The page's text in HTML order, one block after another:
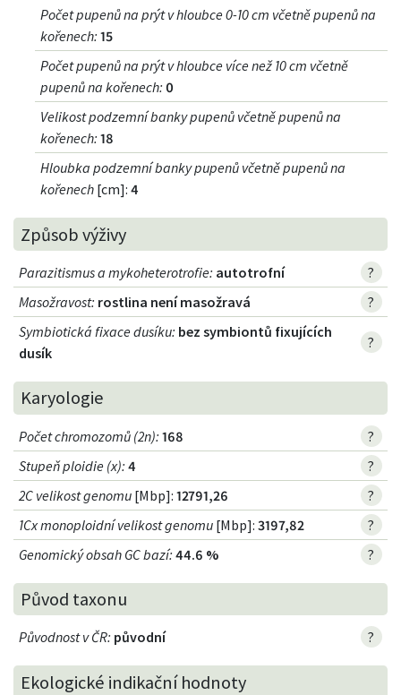
Počet pupenů na prýt v hloubce 0-10 cm včetně pupenů na
kořenech: 15
Počet pupenů na prýt v hloubce více než 10 cm včetně
pupenů na kořenech: 0
Velikost podzemní banky pupenů včetně pupenů na
kořenech: 18
Hloubka podzemní banky pupenů včetně pupenů na
kořenech [cm]: 4
Způsob výživy
Parazitismus a mykoheterotrofie: autotrofní
?
Masožravost: rostlina není masožravá
?
Symbiotická fixace dusíku: bez symbiontů fixujících
dusík
?
Karyologie
Počet chromozomů (2n): 168
?
Stupeň ploidie (x): 4
?
2C velikost genomu [Mbp]: 12791,26
?
1Cx monoploidní velikost genomu [Mbp]: 3197,82
?
Genomický obsah GC bazí: 44.6 % ?
Původ taxonu
Původnost v ČR: původní ?
Ekologické indikační hodnoty